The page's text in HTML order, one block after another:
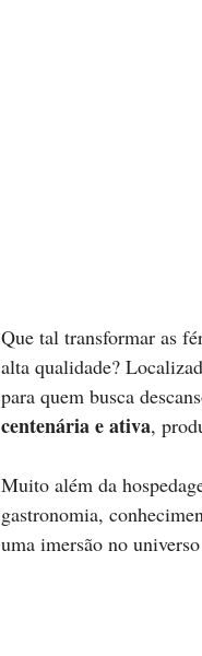
Que tal transformar as
alta qualidade?
para quem busca
centenária e ativa,
Muito além da
gastronomia,
uma imersão no